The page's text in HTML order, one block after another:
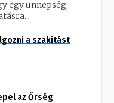
egy ünnepség,
a szakítást
az Őrség